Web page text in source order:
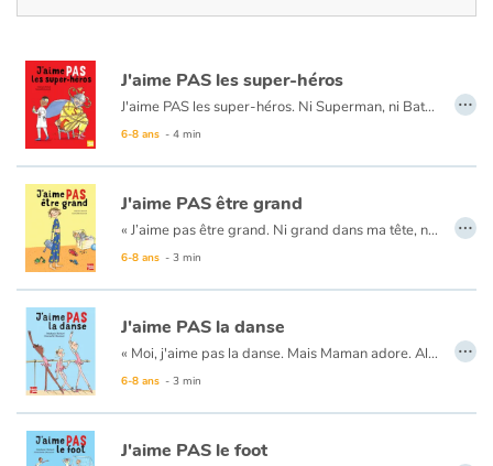
Ogres, monstres et sorcières
Héroïnes et héros
Écologie, nature, saisons
Les animaux
Voyage, épopée, enquête, aventure
Autour du monde
Apprentissage
J'aime PAS les super-héros
J'aime PAS les super-héros. Ni Superman, ni Batman, ni doberman, ni frangipane, ni Jordan, qui crâne dans la cour de récré ! L'autre jour, il a même déclaré que son père était un super-héros en mission secrète. N'importe quoi !
6-8 ans - 4 min
…
J'aime PAS être grand
« J’aime pas être grand. Ni grand dans ma tête, ni en centimètres. Sauf que zut de flûte, je suis un vrai géant ! » À sept ans, Nolan est une véritable asperge. Résultat, pas le droit de pleurnicher ni d’avoir peur sans entendre : « Allons, tu es un grand maintenant. »
6-8 ans - 3 min
…
J'aime PAS la danse
« Moi, j'aime pas la danse. Mais Maman adore. Alors tous les mercredis, j'enfile mon tutu. Mais j'aime pas les tutus. Ça gratte et c'est rose. »Des cours ennuyeux au grand écart qui fait mal, la narratrice ne nous épargne rien, jusqu'au spectacle de fin d'année où elle part du mauvais côté et fait le pitre pour le plus grand plaisir du public.
6-8 ans - 3 min
…
J'aime PAS le foot